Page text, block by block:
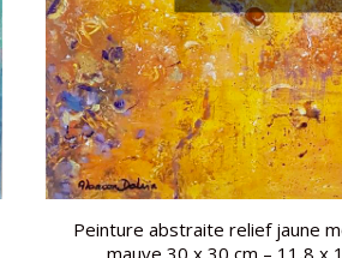
Peinture abstraite relief jaune
mauve 30 x 30 cm – 11,8 x